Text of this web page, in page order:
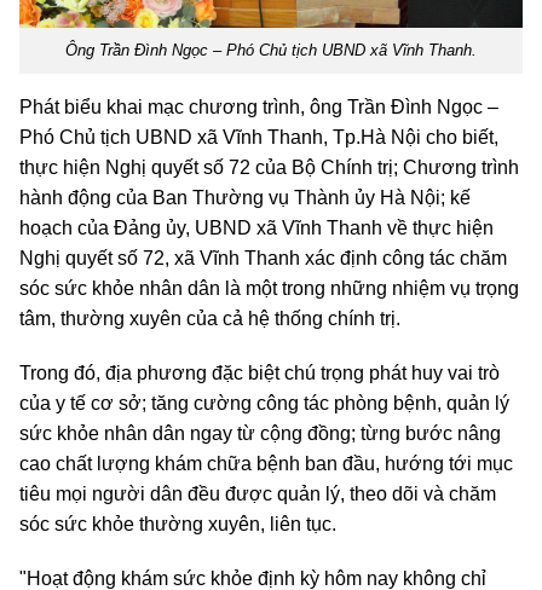
Ông Trần Đình Ngọc – Phó Chủ tịch UBND xã Vĩnh Thanh.
Phát biểu khai mạc chương trình, ông Trần Đình Ngọc –
Phó Chủ tịch UBND xã Vĩnh Thanh, Tp.Hà Nội cho biết,
thực hiện Nghị quyết số 72 của Bộ Chính trị; Chương trình
hành động của Ban Thường vụ Thành ủy Hà Nội; kế
hoạch của Đảng ủy, UBND xã Vĩnh Thanh về thực hiện
Nghị quyết số 72, xã Vĩnh Thanh xác định công tác chăm
sóc sức khỏe nhân dân là một trong những nhiệm vụ trọng
tâm, thường xuyên của cả hệ thống chính trị.
Trong đó, địa phương đặc biệt chú trọng phát huy vai trò
của y tế cơ sở; tăng cường công tác phòng bệnh, quản lý
sức khỏe nhân dân ngay từ cộng đồng; từng bước nâng
cao chất lượng khám chữa bệnh ban đầu, hướng tới mục
tiêu mọi người dân đều được quản lý, theo dõi và chăm
sóc sức khỏe thường xuyên, liên tục.
"Hoạt động khám sức khỏe định kỳ hôm nay không chỉ